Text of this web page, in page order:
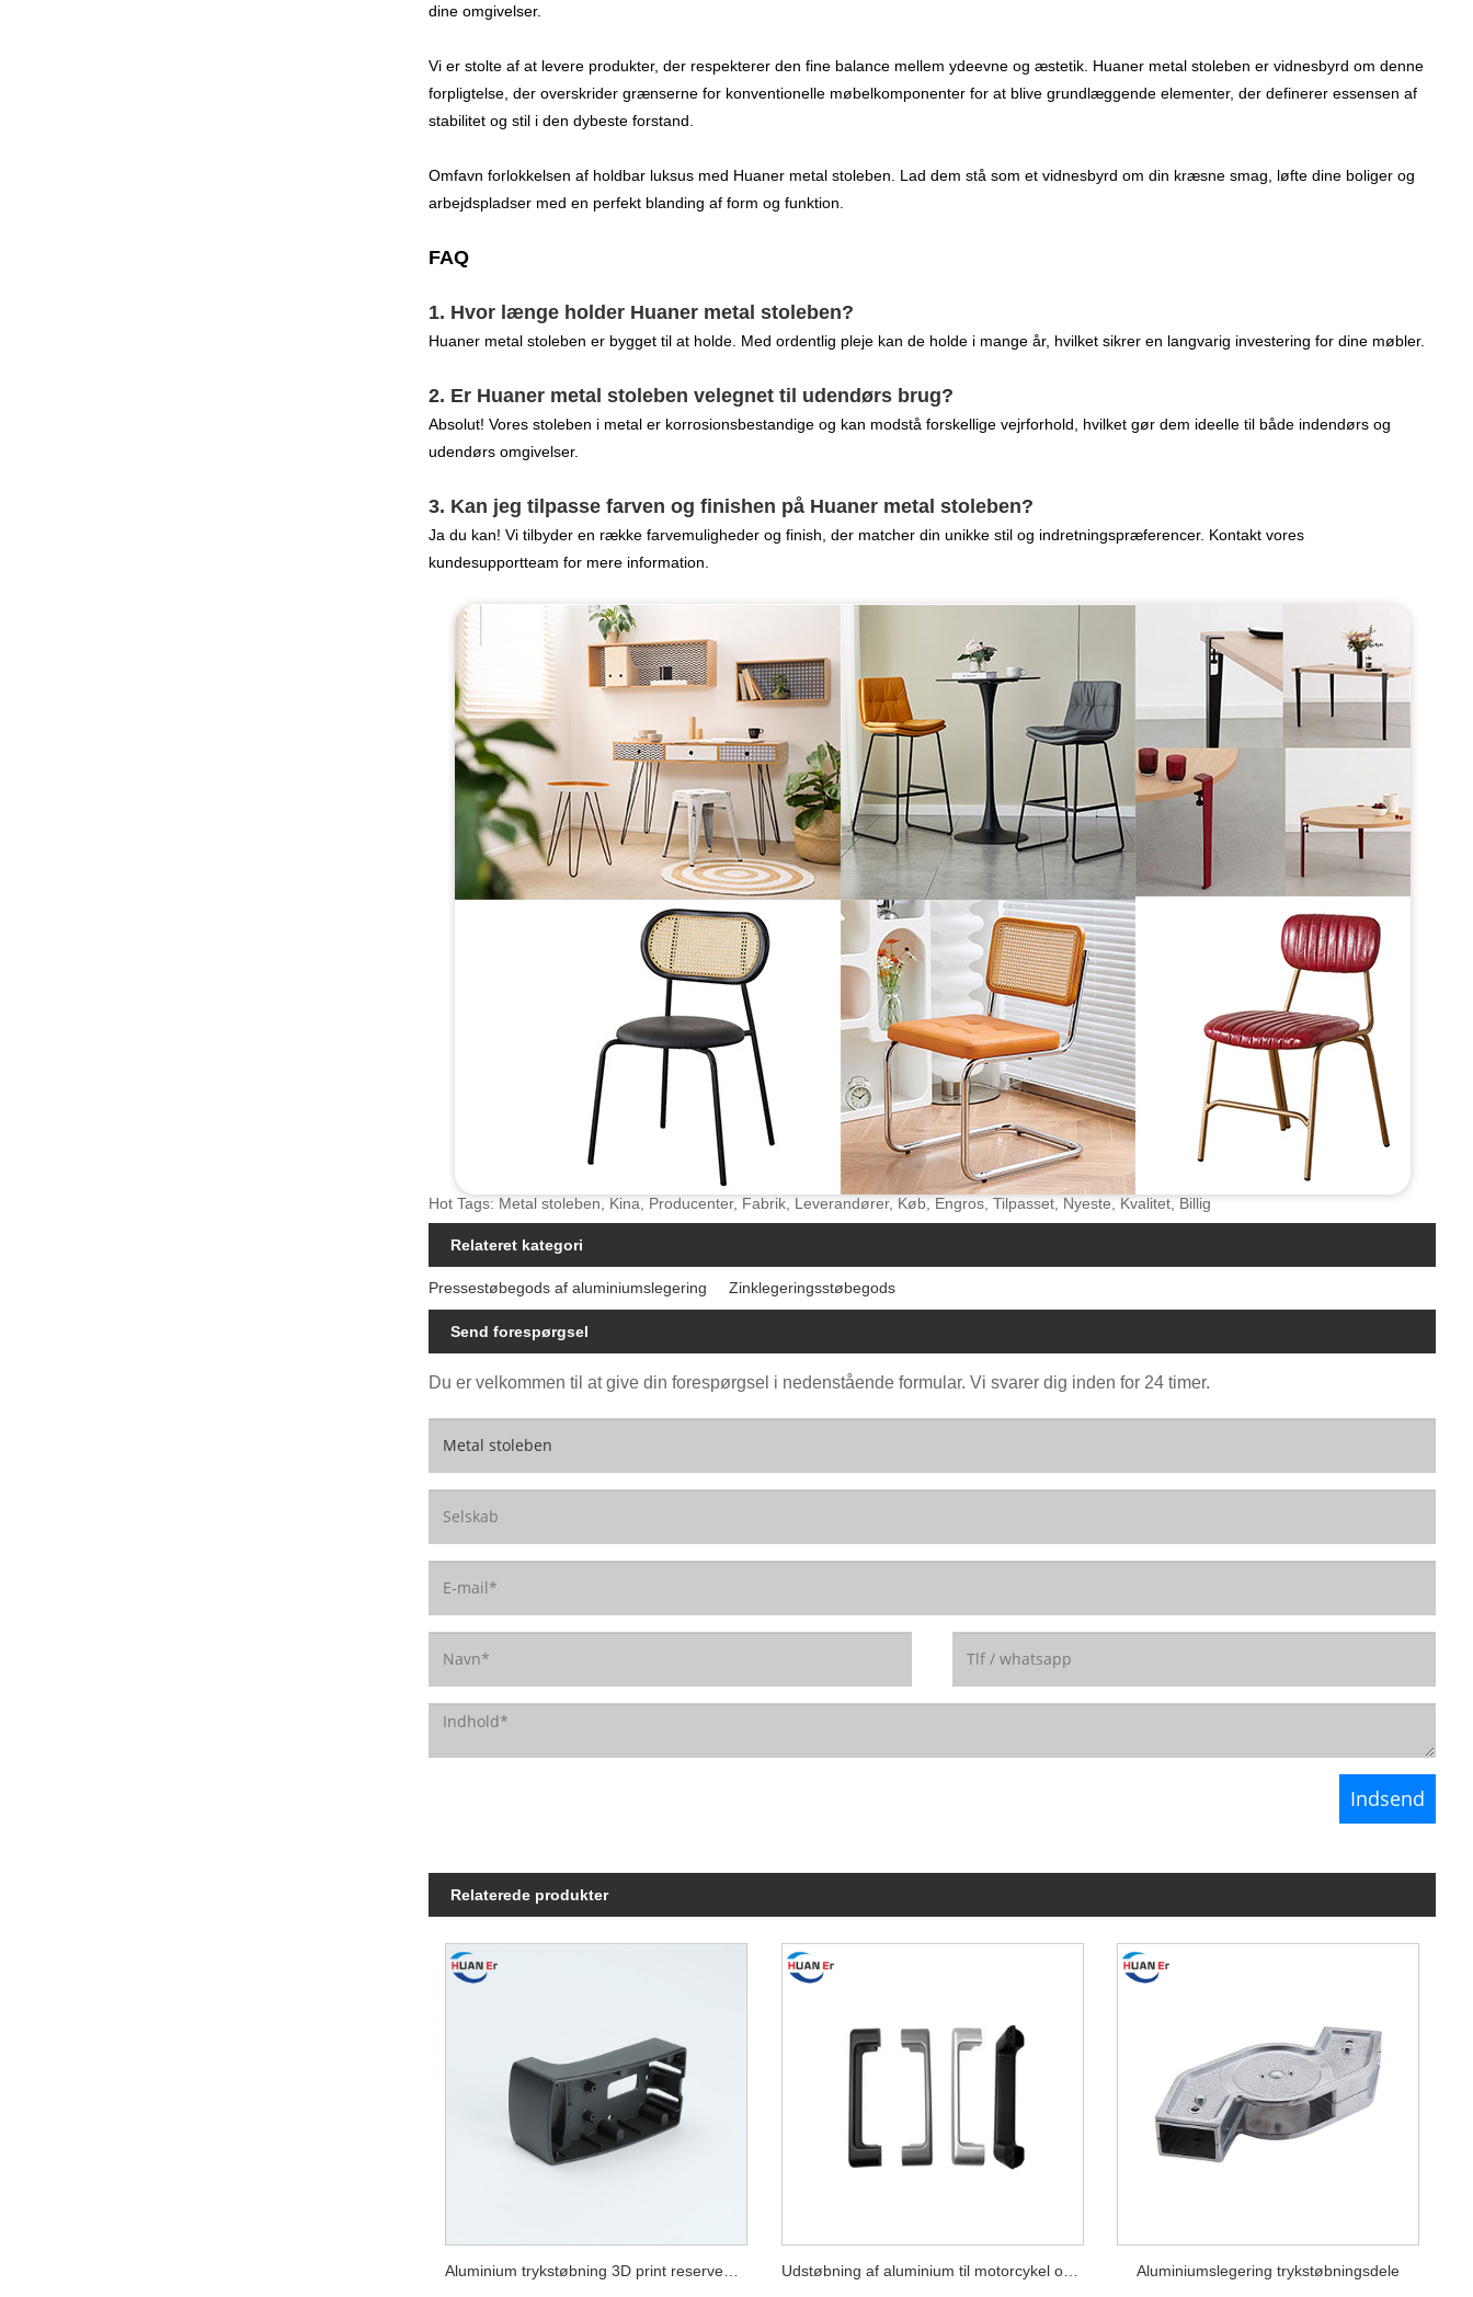
dine omgivelser.
Vi er stolte af at levere produkter, der respekterer den fine balance mellem ydeevne og æstetik. Huaner metal stoleben er vidnesbyrd om denne
forpligtelse, der overskrider grænserne for konventionelle møbelkomponenter for at blive grundlæggende elementer, der definerer essensen af ​​
stabilitet og stil i den dybeste forstand.
Omfavn forlokkelsen af ​​holdbar luksus med Huaner metal stoleben. Lad dem stå som et vidnesbyrd om din kræsne smag, løfte dine boliger og
arbejdspladser med en perfekt blanding af form og funktion.
FAQ
1. Hvor længe holder Huaner metal stoleben?
Huaner metal stoleben er bygget til at holde. Med ordentlig pleje kan de holde i mange år, hvilket sikrer en langvarig investering for dine møbler.
2. Er Huaner metal stoleben velegnet til udendørs brug?
Absolut! Vores stoleben i metal er korrosionsbestandige og kan modstå forskellige vejrforhold, hvilket gør dem ideelle til både indendørs og
udendørs omgivelser.
3. Kan jeg tilpasse farven og finishen på Huaner metal stoleben?
Ja du kan! Vi tilbyder en række farvemuligheder og finish, der matcher din unikke stil og indretningspræferencer. Kontakt vores
kundesupportteam for mere information.
Hot Tags: Metal stoleben, Kina, Producenter, Fabrik, Leverandører, Køb, Engros, Tilpasset, Nyeste, Kvalitet, Billig
Relateret kategori
Pressestøbegods af aluminiumslegering Zinklegeringsstøbegods
Send forespørgsel
Du er velkommen til at give din forespørgsel i nedenstående formular. Vi svarer dig inden for 24 timer.
Relaterede produkter
Aluminium trykstøbning 3D print reservedele Udstøbning af aluminium til motorcykel og cykeldele Aluminiumslegering trykstøbningsdele